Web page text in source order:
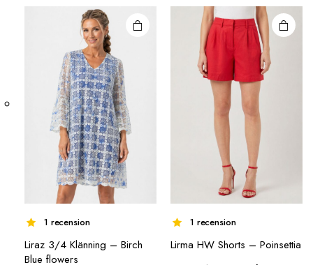
priset
var:
499,00 kr.
är:
varianter.
De olika
alternativen
kan väljas på
produktsidan
1 recension
Liraz 3/4 Klänning – Birch
Blue flowers
varianter.
De olika
alternativen
kan väljas på
produktsidan
1 recension
Lirma HW Shorts – Poinsettia